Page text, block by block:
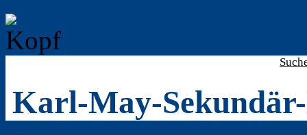
Karl-May-